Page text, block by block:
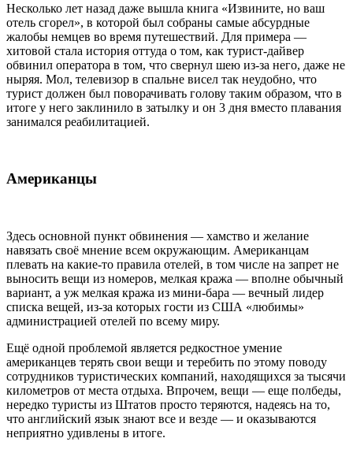
Несколько лет назад даже вышла книга «Извините, но ваш
отель сгорел», в которой был собраны самые абсурдные
жалобы немцев во время путешествий. Для примера —
хитовой стала история оттуда о том, как турист-дайвер
обвинил оператора в том, что свернул шею из-за него, даже не
ныряя. Мол, телевизор в спальне висел так неудобно, что
турист должен был поворачивать голову таким образом, что в
итоге у него заклинило в затылку и он 3 дня вместо плавания
занимался реабилитацией.
Американцы
Здесь основной пункт обвинения — хамство и желание
навязать своё мнение всем окружающим. Американцам
плевать на какие-то правила отелей, в том числе на запрет не
выносить вещи из номеров, мелкая кража — вполне обычный
вариант, а уж мелкая кража из мини-бара — вечный лидер
списка вещей, из-за которых гости из США «любимы»
администрацией отелей по всему миру.
Ещё одной проблемой является редкостное умение
американцев терять свои вещи и теребить по этому поводу
сотрудников туристических компаний, находящихся за тысячи
километров от места отдыха. Впрочем, вещи — еще полбеды,
нередко туристы из Штатов просто теряются, надеясь на то,
что английский язык знают все и везде — и оказываются
неприятно удивлены в итоге.